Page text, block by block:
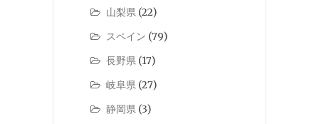
山梨県 (22)
スペイン (79)
長野県 (17)
岐阜県 (27)
静岡県 (3)